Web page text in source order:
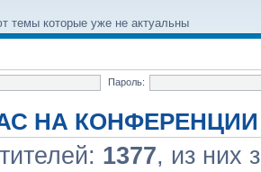
темы которые уже не актуальны
Пароль:
НА КОНФЕРЕНЦИИ
1377, из них